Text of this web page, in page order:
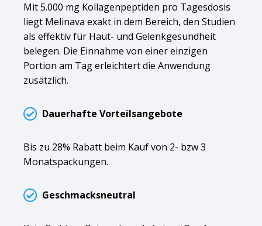
Mit 5.000 mg Kollagenpeptiden pro Tagesdosis
liegt Melinava exakt in dem Bereich, den Studien
als effektiv für Haut- und Gelenkgesundheit
belegen. Die Einnahme von einer einzigen
Portion am Tag erleichtert die Anwendung
zusätzlich.
Dauerhafte Vorteilsangebote
Bis zu 28% Rabatt beim Kauf von 2- bzw 3
Monatspackungen.
Geschmacksneutral